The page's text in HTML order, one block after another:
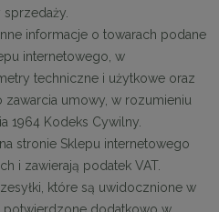
informacje o towarach podane
internetowego, w
techniczne i użytkowe oraz
umowy, w rozumieniu
1964 Kodeks Cywilny.
stronie Sklepu internetowego
i zawierają podatek VAT.
które są uwidocznione w